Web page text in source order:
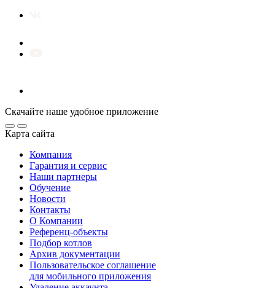
Скачайте наше удобное приложение
Карта сайта
Компания
Гарантия и сервис
Наши партнеры
Обучение
Новости
Контакты
О Компании
Референц-объекты
Подбор котлов
Архив документации
Пользовательское соглашение
для мобильного приложения